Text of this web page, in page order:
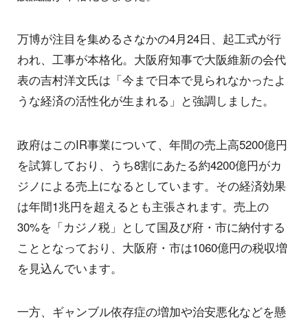
万博が注目を集めるさなかの4月24日、起工式が行
われ、工事が本格化。大阪府知事で大阪維新の会代
表の吉村洋文氏は「今まで日本で見られなかったよ
うな経済の活性化が生まれる」と強調しました。
政府はこのIR事業について、年間の売上高5200億円
を試算しており、うち8割にあたる約4200億円がカ
ジノによる売上になるとしています。その経済効果
は年間1兆円を超えるとも主張されます。売上の
30%を「カジノ税」として国及び府・市に納付する
こととなっており、大阪府・市は1060億円の税収増
を見込んでいます。
一方、ギャンブル依存症の増加や治安悪化などを懸